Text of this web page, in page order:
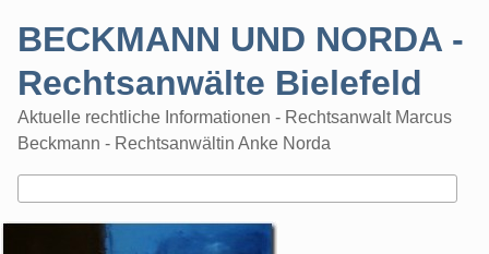
BECKMANN UND NORDA -
Rechtsanwälte Bielefeld
Aktuelle rechtliche Informationen - Rechtsanwalt Marcus
Beckmann - Rechtsanwältin Anke Norda